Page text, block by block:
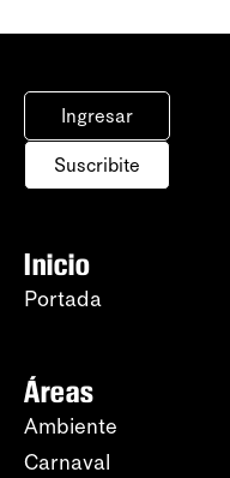
Ingresar
Suscribite
Inicio
Portada
Áreas
Ambiente
Carnaval